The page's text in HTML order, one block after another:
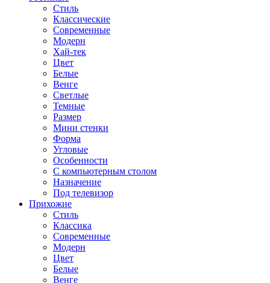
Стиль
Классические
Современные
Модерн
Хай-тек
Цвет
Белые
Венге
Светлые
Темные
Размер
Мини стенки
Форма
Угловые
Особенности
С компьютерным столом
Назначение
Под телевизор
Прихожие
Стиль
Классика
Современные
Модерн
Цвет
Белые
Венге